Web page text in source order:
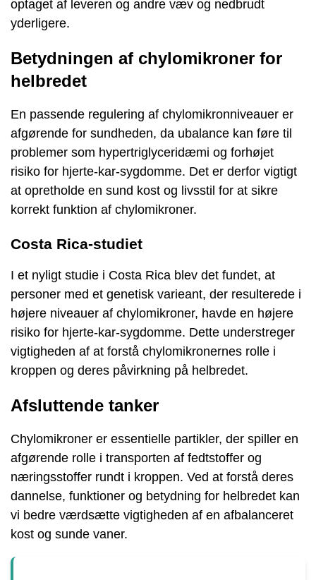
optaget af leveren og andre væv og nedbrudt
yderligere.
Betydningen af chylomikroner for
helbredet
En passende regulering af chylomikronniveauer er
afgørende for sundheden, da ubalance kan føre til
problemer som hypertriglyceridæmi og forhøjet
risiko for hjerte-kar-sygdomme. Det er derfor vigtigt
at opretholde en sund kost og livsstil for at sikre
korrekt funktion af chylomikroner.
Costa Rica-studiet
I et nyligt studie i Costa Rica blev det fundet, at
personer med et genetisk varieant, der resulterede i
højere niveauer af chylomikroner, havde en højere
risiko for hjerte-kar-sygdomme. Dette understreger
vigtigheden af at forstå chylomikronernes rolle i
kroppen og deres påvirkning på helbredet.
Afsluttende tanker
Chylomikroner er essentielle partikler, der spiller en
afgørende rolle i transporten af ​​fedtstoffer og
næringsstoffer rundt i kroppen. Ved at forstå deres
dannelse, funktioner og betydning for helbredet kan
vi bedre værdsætte vigtigheden af en afbalanceret
kost og sunde vaner.